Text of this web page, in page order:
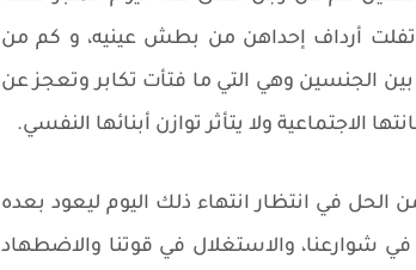
تفلت أرداف إحداهن من بطش عينيه، و كم من
الجنسين وهي التي ما فتأت تكابر وتعجز عن
ولا يتأثر توازن أبنائها النفسي.
في انتظار انتهاء ذلك اليوم ليعود بعده
شوارعنا، والاستغلال في قوتنا والاضطهاد